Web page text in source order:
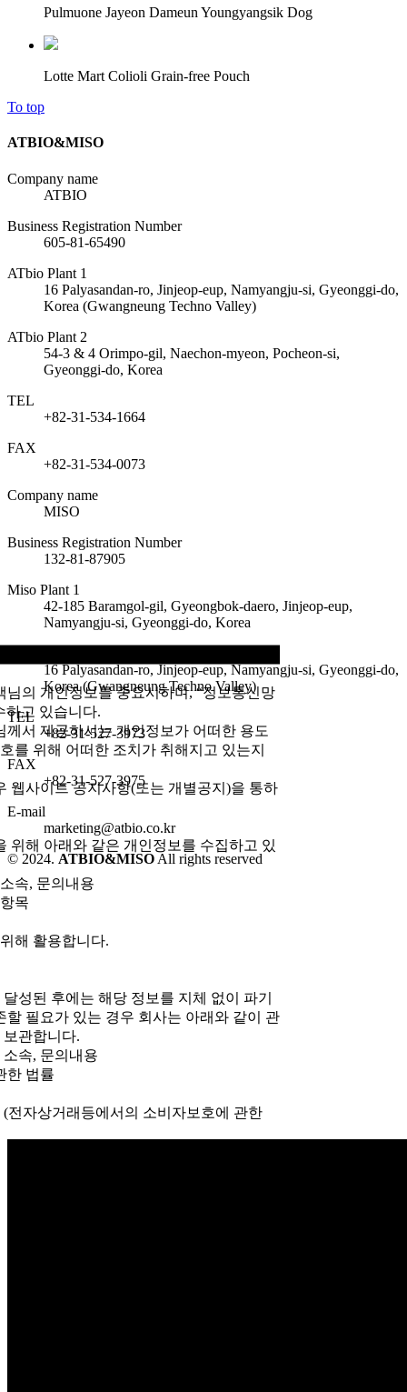
Pulmuone Jayeon Dameun Youngyangsik Dog
Lotte Mart Colioli Grain-free Pouch
To top
ATBIO&MISO
Company name
ATBIO
Business Registration Number
605-81-65490
ATbio Plant 1
16 Palyasandan-ro, Jinjeop-eup, Namyangju-si, Gyeonggi-do,
Korea (Gwangneung Techno Valley)
ATbio Plant 2
54-3 & 4 Orimpo-gil, Naechon-myeon, Pocheon-si,
Gyeonggi-do, Korea
TEL
+82-31-534-1664
FAX
+82-31-534-0073
Company name
MISO
Business Registration Number
132-81-87905
Miso Plant 1
42-185 Baramgol-gil, Gyeongbok-daero, Jinjeop-eup,
Namyangju-si, Gyeonggi-do, Korea
16 Palyasandan-ro, Jinjeop-eup, Namyangju-si, Gyeonggi-do,
Korea (Gwangneung Techno Valley)
TEL
+82-31-527-3973
FAX
+82-31-527-3975
E-mail
marketing@atbio.co.kr
© 2024. ATBIO&MISO All rights reserved
님의 개인정보를 중요시하며, “정보통신망
고 있습니다.
서 제공하시는 개인정보가 어떠한 용도
를 위해 어떠한 조치가 취해지고 있는지
웹사이트 공지사항(또는 개별공지)을 통하
위해 아래와 같은 개인정보를 수집하고 있
속, 문의내용
목
해 활용합니다.
성된 후에는 해당 정보를 지체 없이 파기
필요가 있는 경우 회사는 아래와 같이 관
관합니다.
속, 문의내용
한 법률
전자상거래등에서의 소비자보호에 관한